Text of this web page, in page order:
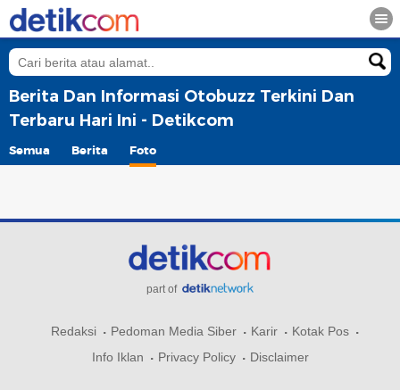
Berita Dan Informasi Otobuzz Terkini Dan
Terbaru Hari Ini - Detikcom
Semua Berita Foto
part of
Redaksi Pedoman Media Siber Karir
Kotak Pos
Info Iklan
Privacy Policy Disclaimer